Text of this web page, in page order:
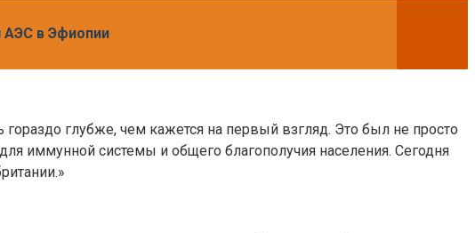
АЭС в Эфиопии
глубже, чем кажется на первый взгляд. Это был не просто
иммунной системы и общего благополучия населения. Сегодня